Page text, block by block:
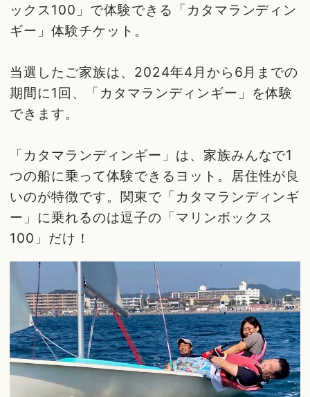
ックス100」で体験できる「カタマランディン
ギー」体験チケット。
当選したご家族は、2024年4月から6月までの
期間に1回、「カタマランディンギー」を体験
できます。
「カタマランディンギー」は、家族みんなで1
つの船に乗って体験できるヨット。居住性が良
いのが特徴です。関東で「カタマランディンギ
ー」に乗れるのは逗子の「マリンボックス
100」だけ！